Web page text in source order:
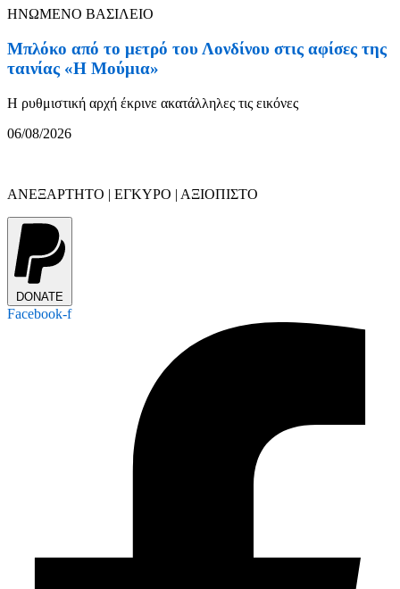
ΗΝΩΜΕΝΟ ΒΑΣΙΛΕΙΟ
Μπλόκο από το μετρό του Λονδίνου στις αφίσες της
ταινίας «Η Μούμια»
Η ρυθμιστική αρχή έκρινε ακατάλληλες τις εικόνες
06/08/2026
ΑΝΕΞΑΡΤΗΤΟ | ΕΓΚΥΡΟ | ΑΞΙΟΠΙΣΤΟ
DONATE
Facebook-f